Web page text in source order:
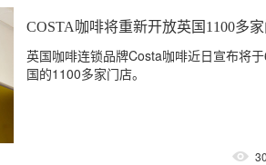
COSTA咖啡将重新开放英国1100多
英国咖啡连锁品牌Costa咖啡近日宣布将
国的1100多家门店。